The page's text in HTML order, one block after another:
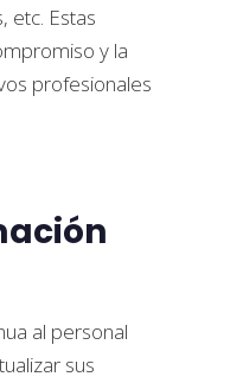
etc. Estas
y la
profesionales
al personal
sus